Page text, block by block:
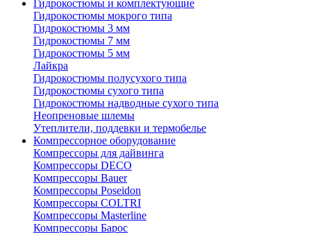
Гидрокостюмы и комплектующие
Гидрокостюмы мокрого типа
Гидрокостюмы 3 мм
Гидрокостюмы 7 мм
Гидрокостюмы 5 мм
Лайкра
Гидрокостюмы полусухого типа
Гидрокостюмы сухого типа
Гидрокостюмы надводные сухого типа
Неопреновые шлемы
Утеплители, поддевки и термобелье
Компрессорное оборудование
Компрессоры для дайвинга
Компрессоры DECO
Компрессоры Bauer
Компрессоры Poseidon
Компрессоры COLTRI
Компрессоры Masterline
Компрессоры Барос